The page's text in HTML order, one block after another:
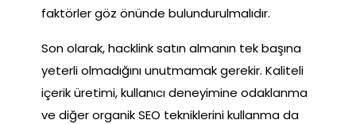
faktörler göz önünde bulundurulmalıdır.
Son olarak, hacklink satın almanın tek başına
yeterli olmadığını unutmamak gerekir. Kaliteli
içerik üretimi, kullanıcı deneyimine odaklanma
ve diğer organik SEO tekniklerini kullanma da